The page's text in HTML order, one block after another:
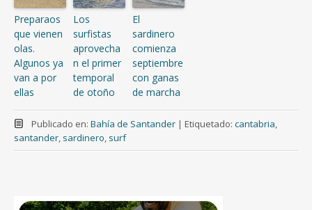
Preparaos
que vienen
olas.
Algunos ya
van a por
ellas
Los
surfistas
aprovecha
n el primer
temporal
de otoño
El
sardinero
comienza
septiembre
con ganas
de marcha
Publicado en: Bahía de Santander | Etiquetado: cantabria,
santander, sardinero, surf